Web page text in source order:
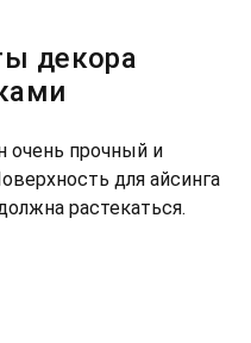
декора
очень прочный и
для айсинга
растекаться.